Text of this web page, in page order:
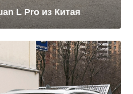
L Pro из Китая